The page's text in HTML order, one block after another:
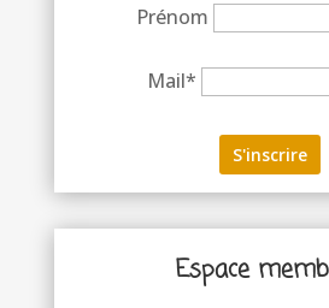
Prénom
Mail*
Espace